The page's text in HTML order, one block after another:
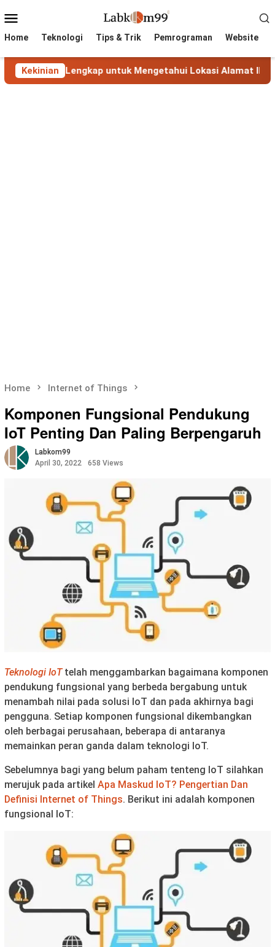
to
Menu
Home Teknologi Tips & Trik Pemrograman Website
Kekinian
Lengkap untuk Mengetahui Lokasi Alamat IP
Home Internet of Things
Komponen Fungsional Pendukung
IoT Penting Dan Paling Berpengaruh
Labkom99
April 30, 2022
658 Views
Teknologi IoTtelah menggambarkan bagaimana komponen
pendukung fungsional yang berbeda bergabung untuk
menambah nilai pada solusi IoT dan pada akhirnya bagi
pengguna. Setiap komponen fungsional dikembangkan
oleh berbagai perusahaan, beberapa di antaranya
memainkan peran ganda dalam teknologi IoT.
Sebelumnya bagi yang belum paham tenteng IoT silahkan
merujuk pada artikel Apa Maskud IoT? Pengertian Dan
Definisi Internet of Things. Berikut ini adalah komponen
fungsional IoT: